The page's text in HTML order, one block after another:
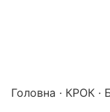
Головна · КРОК ·